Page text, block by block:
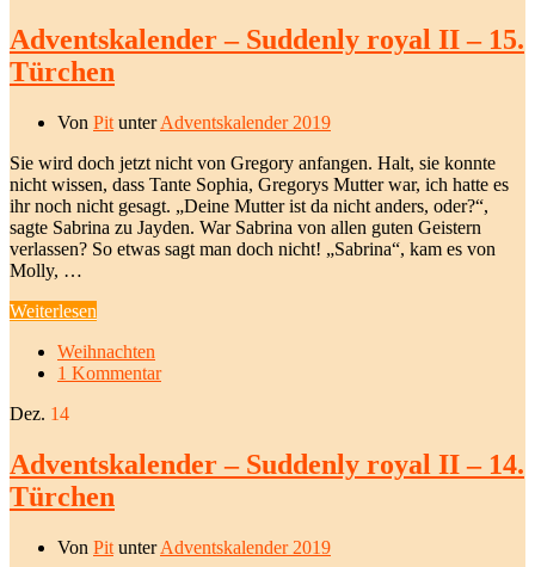
Adventskalender – Suddenly royal II – 15.
Türchen
Von Pit unterAdventskalender 2019
Sie wird doch jetzt nicht von Gregory anfangen. Halt, sie konnte
nicht wissen, dass Tante Sophia, Gregorys Mutter war, ich hatte es
ihr noch nicht gesagt. „Deine Mutter ist da nicht anders, oder?“,
sagte Sabrina zu Jayden. War Sabrina von allen guten Geistern
verlassen? So etwas sagt man doch nicht! „Sabrina“, kam es von
Molly, …
Weiterlesen
Weihnachten
1 Kommentar
Dez. 14
Adventskalender – Suddenly royal II – 14.
Türchen
Von Pit unterAdventskalender 2019